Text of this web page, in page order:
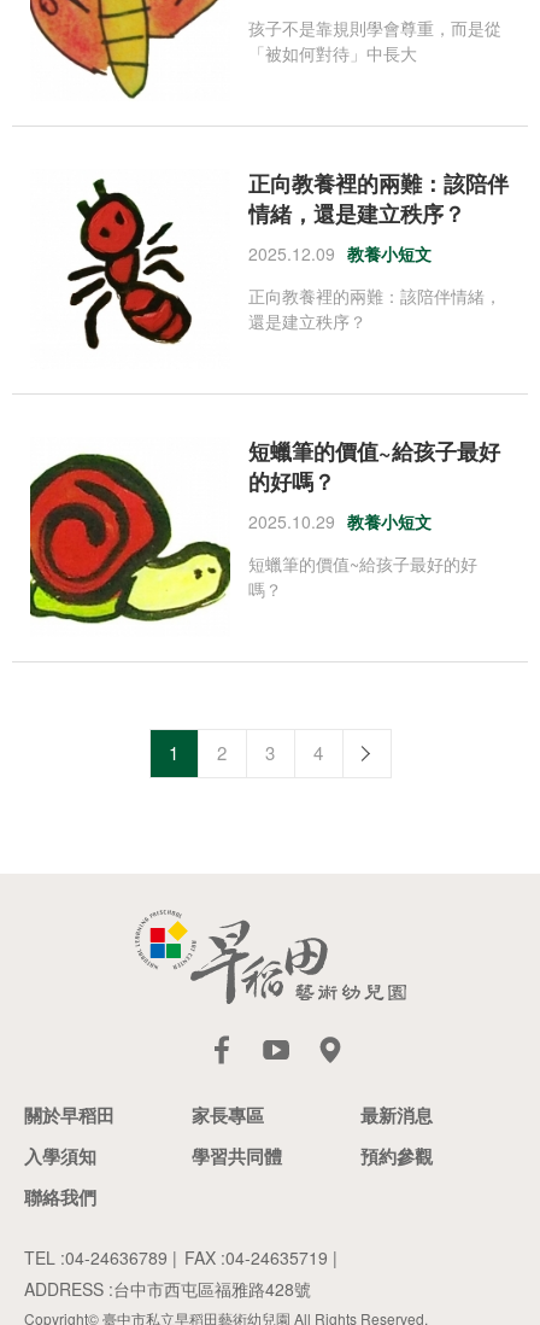
孩子不是靠規則學會尊重，而是從
「被如何對待」中長大
正向教養裡的兩難：該陪伴
情緒，還是建立秩序？
2025.12.09 教養小短文
正向教養裡的兩難：該陪伴情緒，
還是建立秩序？
短蠟筆的價值~給孩子最好
的好嗎？
2025.10.29 教養小短文
短蠟筆的價值~給孩子最好的好
嗎？
1 2 3 4
關於早稻田 家長專區
最新消息
入學須知
學習共同體
預約參觀
聯絡我們
TEL :04-24636789 | FAX :04-24635719 |
ADDRESS :台中市西屯區福雅路428號
Copyright© 臺中市私立早稻田藝術幼兒園 All Rights Reserved.